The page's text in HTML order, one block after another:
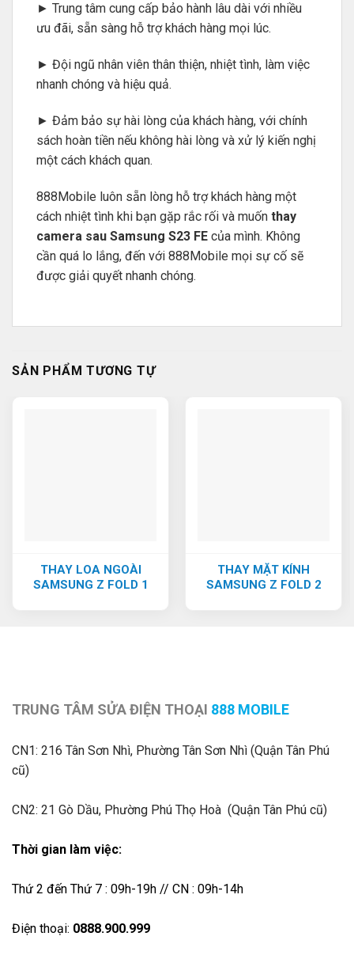
► Trung tâm cung cấp bảo hành lâu dài với nhiều
ưu đãi, sẵn sàng hỗ trợ khách hàng mọi lúc.
► Đội ngũ nhân viên thân thiện, nhiệt tình, làm việc
nhanh chóng và hiệu quả.
► Đảm bảo sự hài lòng của khách hàng, với chính
sách hoàn tiền nếu không hài lòng và xử lý kiến nghị
một cách khách quan.
888Mobile luôn sẵn lòng hỗ trợ khách hàng một
cách nhiệt tình khi bạn gặp rắc rối và muốn thay
camera sau Samsung S23 FE của mình. Không
cần quá lo lắng, đến với 888Mobile mọi sự cố sẽ
được giải quyết nhanh chóng.
SẢN PHẨM TƯƠNG TỰ
THAY LOA NGOÀI
SAMSUNG Z FOLD 1
THAY MẶT KÍNH
SAMSUNG Z FOLD 2
TRUNG TÂM SỬA ĐIỆN THOẠI 888 MOBILE
CN1: 216 Tân Sơn Nhì, Phường Tân Sơn Nhì (Quận Tân Phú
cũ)
CN2: 21 Gò Dầu, Phường Phú Thọ Hoà (Quận Tân Phú cũ)
Thời gian làm việc:
Thứ 2 đến Thứ 7 : 09h-19h // CN : 09h-14h
Điện thoại: 0888.900.999